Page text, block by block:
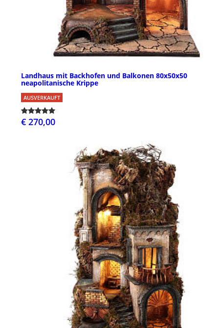
Landhaus mit Backhofen und Balkonen 80x50x50
neapolitanische Krippe
AUSVERKAUFT
€ 270,00